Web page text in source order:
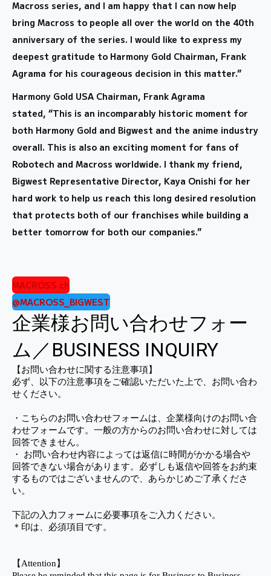
Macross series, and I am happy that I can now help
bring Macross to people all over the world on the 40th
anniversary of the series. I would like to express my
deepest gratitude to Harmony Gold Chairman, Frank
Agrama for his courageous decision in this matter.”
Harmony Gold USA Chairman, Frank Agrama
stated, “This is an incomparably historic moment for
both Harmony Gold and Bigwest and the anime industry
overall. This is also an exciting moment for fans of
Robotech and Macross worldwide. I thank my friend,
Bigwest Representative Director, Kaya Onishi for her
hard work to help us reach this long desired resolution
that protects both of our franchises while building a
better tomorrow for both our companies.”
MACROSS ch
@MACROSS_BIGWEST